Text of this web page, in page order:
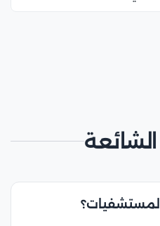
الشائعة